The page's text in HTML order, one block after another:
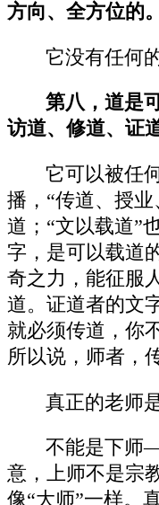
方向、全方位的。
它没有任何
第八，道是
访道、修道、证
它可以被任
播，“传道、授
道；“文以载道”
字，是可以载道
奇之力，能征服
道。证道者的文
就必须传道，你
所以说，师者，
真正的老师
不能是下师
意，上师不是宗
像“大师”一样。